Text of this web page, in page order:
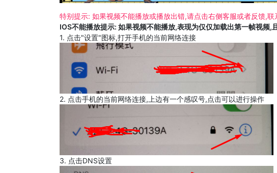
特别提示: 如果视频不能播放或播放出错,请点击右侧客服或者反馈,联
IOS不能播放提示: 如果视频不能播放,表现为仅仅加载出第一帧视频,
1. 点击"设置"图标,打开手机的当前网络连接
2. 点击手机的当前网络连接,上边有一个感叹号,点击可以进行操作
3. 点击DNS设置